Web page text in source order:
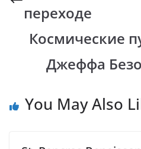
o
k
p
p
n
k
переходе
Космические
Джеффа
You May Also